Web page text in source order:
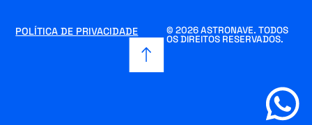
© 2026 ASTRONAVE. TODOS
OS DIREITOS RESERVADOS.
POLÍTICA DE PRIVACIDADE